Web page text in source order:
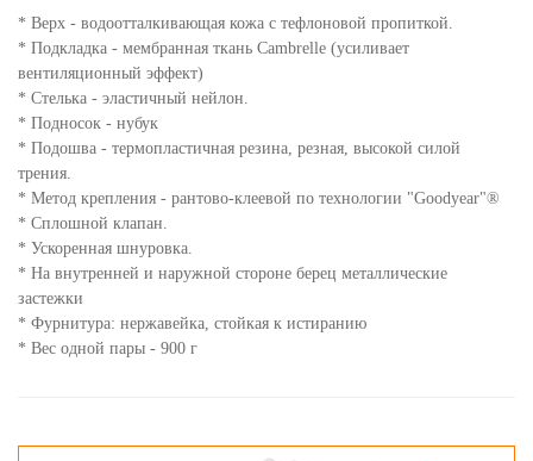
* Верх - водоотталкивающая кожа с тефлоновой пропиткой.
* Подкладка - мембранная ткань Cambrelle (усиливает
вентиляционный эффект)
* Стелька - эластичный нейлон.
* Подносок - нубук
* Подошва - термопластичная резина, резная, высокой силой
трения.
* Метод крепления - рантово-клеевой по технологии "Goodyear"®
* Сплошной клапан.
* Ускоренная шнуровка.
* На внутренней и наружной стороне берец металлические
застежки
* Фурнитура: нержавейка, стойкая к истиранию
* Вес одной пары - 900 г